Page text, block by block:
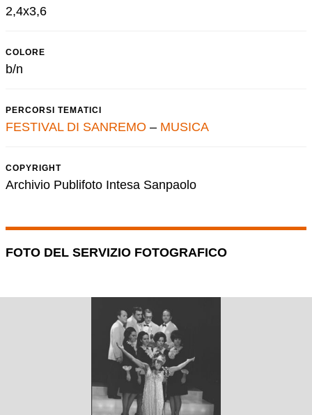
2,4x3,6
COLORE
b/n
PERCORSI TEMATICI
FESTIVAL DI SANREMO – MUSICA
COPYRIGHT
Archivio Publifoto Intesa Sanpaolo
FOTO DEL SERVIZIO FOTOGRAFICO